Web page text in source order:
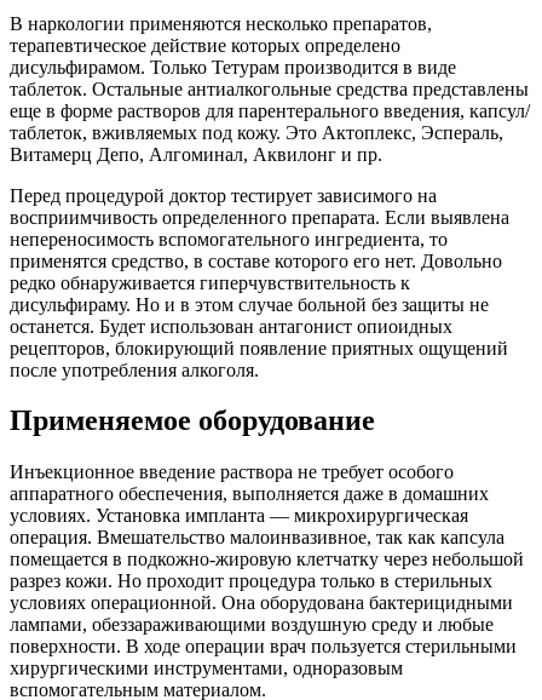
В наркологии применяются несколько препаратов,
терапевтическое действие которых определено
дисульфирамом. Только Тетурам производится в виде
таблеток. Остальные антиалкогольные средства представлены
еще в форме растворов для парентерального введения, капсул/
таблеток, вживляемых под кожу. Это Актоплекс, Эспераль,
Витамерц Депо, Алгоминал, Аквилонг и пр.
Перед процедурой доктор тестирует зависимого на
восприимчивость определенного препарата. Если выявлена
непереносимость вспомогательного ингредиента, то
применятся средство, в составе которого его нет. Довольно
редко обнаруживается гиперчувствительность к
дисульфираму. Но и в этом случае больной без защиты не
останется. Будет использован антагонист опиоидных
рецепторов, блокирующий появление приятных ощущений
после употребления алкоголя.
Применяемое оборудование
Инъекционное введение раствора не требует особого
аппаратного обеспечения, выполняется даже в домашних
условиях. Установка импланта — микрохирургическая
операция. Вмешательство малоинвазивное, так как капсула
помещается в подкожно-жировую клетчатку через небольшой
разрез кожи. Но проходит процедура только в стерильных
условиях операционной. Она оборудована бактерицидными
лампами, обеззараживающими воздушную среду и любые
поверхности. В ходе операции врач пользуется стерильными
хирургическими инструментами, одноразовым
вспомогательным материалом.